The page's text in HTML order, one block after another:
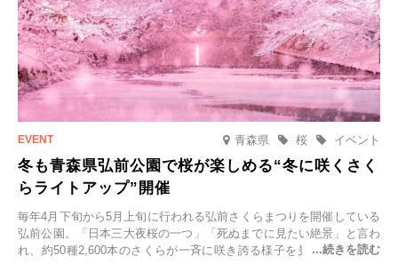
青森県 イベント
桜
冬も青森県弘前公園で桜が楽しめる“冬に咲くさく
らライトアップ”開催
毎年4月下旬から5月上旬に行われる弘前さくらまつりを開催している
弘前公園。「日本三大夜桜の一つ」「死ぬまでに見たい絶景」と言わ
れ、約50種2,600本のさくらが一斉に咲き誇る様子を見に、世界中か